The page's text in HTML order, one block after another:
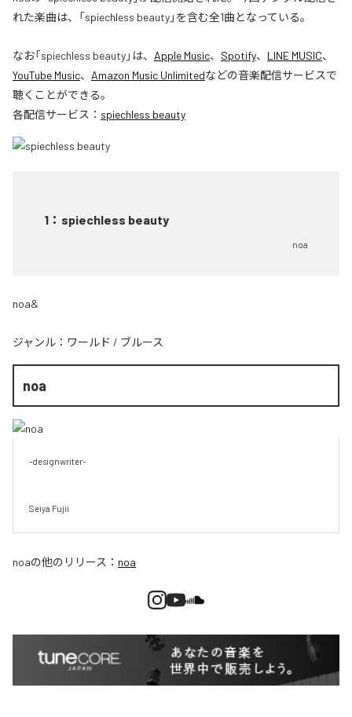
れた楽曲は、「spiechless beauty」を含む全1曲となっている。
なお「spiechless beauty」は、 Apple Music、 Spotify、 LINE MUSIC、
YouTube Music、 Amazon Music Unlimitedなどの音楽配信サービスで
聴くことができる。
各配信サービス： spiechless beauty
1 ： spiechless beauty
noa
noa&
ジャンル： ワールド / ブルース
noa
-designwriter-
Seiya Fujii
noaの他のリリース： noa